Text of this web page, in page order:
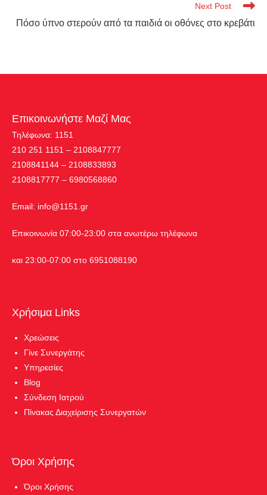
Next Post
Πόσο ύπνο στερούν από τα παιδιά οι οθόνες στο κρεβάτι
Επικοινωνήστε Μαζί Μας
Τηλέφωνα: 1151
210 251 1151 – 2108847777
2108841144 – 2108833893
2108817777 – 6980568860
Εmail: info@1151.gr
Επικοινωνία 07:00-23:00 στα ανωτέρω τηλέφωνα
και 23:00-07:00 στο 6951088190
Χρήσιμα Links
Χρεώσεις
Γίνε Συνεργάτης
Υπηρεσίες
Blog
Σύνδεση Ιατρού
Πίνακας Διαχείρισης Συνεργατών
Όροι Χρήσης
Όροι Χρήσης